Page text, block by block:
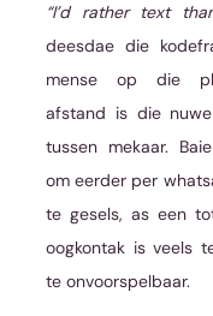
“I’d rather text
deesdae die
mense op die
afstand is die
tussen mekaar.
om eerder per
te gesels, as een
oogkontak is veels
te onvoorspelbaar.